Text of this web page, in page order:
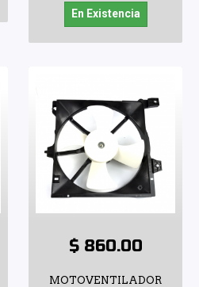
En Existencia
$ 860.00
MOTOVENTILADOR